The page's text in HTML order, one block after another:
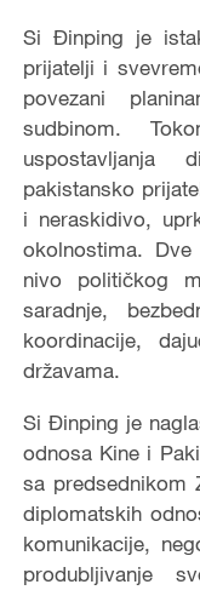
Si Đinping je
prijatelji i
povezani
sudbinom.
uspostavljanja
pakistansko
i neraskidivo,
okolnostima.
nivo političkog
saradnje,
koordinacije,
državama.
Si Đinping je
odnosa Kine i
sa predsednikom
diplomatskih
komunikacije,
produbljivanje